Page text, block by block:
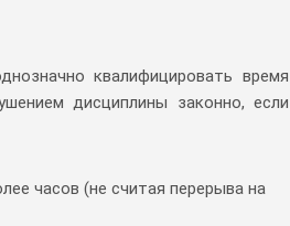
квалифицировать время
дисциплины законно, если
часов (не считая перерыва на